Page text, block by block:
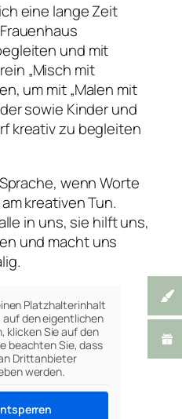
eine lange Zeit
und mit
„Misch mit
um mit „Malen mit
sowie Kinder und
kreativ zu begleiten
wenn Worte
kreativen Tun.
in uns, sie hilft uns,
und macht uns
Platzhalterinhalt
auf den eigentlichen
klicken Sie auf den
beachten Sie, dass
Drittanbieter
werden.